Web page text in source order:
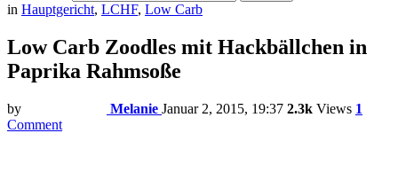
in Hauptgericht, LCHF, Low Carb
Low Carb Zoodles mit Hackbällchen in
Paprika Rahmsoße
by Melanie Januar 2, 2015, 19:37 2.3k Views 1
Comment